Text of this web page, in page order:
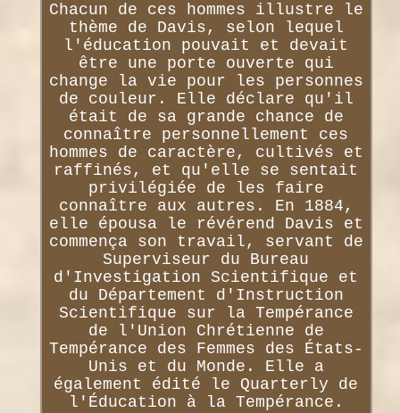
Chacun de ces hommes illustre le
thème de Davis, selon lequel
l'éducation pouvait et devait
être une porte ouverte qui
change la vie pour les personnes
de couleur. Elle déclare qu'il
était de sa grande chance de
connaître personnellement ces
hommes de caractère, cultivés et
raffinés, et qu'elle se sentait
privilégiée de les faire
connaître aux autres. En 1884,
elle épousa le révérend Davis et
commença son travail, servant de
Superviseur du Bureau
d'Investigation Scientifique et
du Département d'Instruction
Scientifique sur la Tempérance
de l'Union Chrétienne de
Tempérance des Femmes des États-
Unis et du Monde. Elle a
également édité le Quarterly de
l'Éducation à la Tempérance.